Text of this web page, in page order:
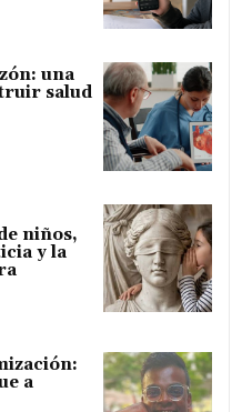
una
salud
niños,
y la
a